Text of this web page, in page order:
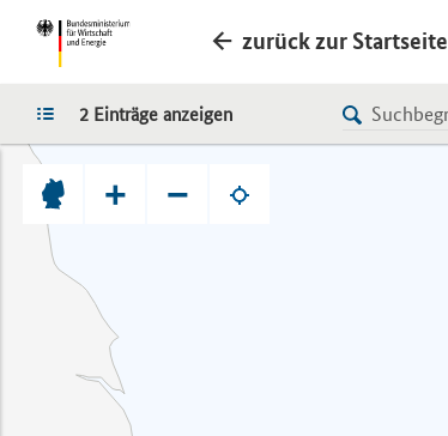
zurück zur Startseite
LISTE
2 Einträge anzeigen
+ −